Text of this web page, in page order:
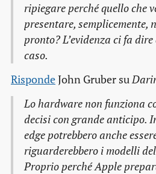
ripiegare perché quello che
presentare, semplicemente,
pronto? L’evidenza ci fa
caso.
RispondeJohn Gruber su
Lo hardware non funziona
decisi con grande anticipo.
edge potrebbero anche
riguarderebbero i modelli
Proprio perché Apple